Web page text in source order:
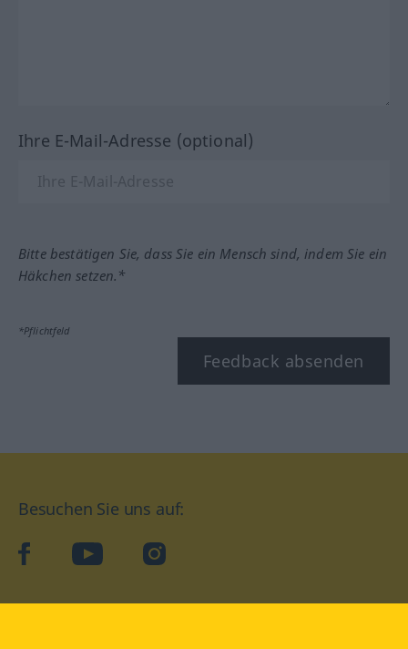
Ihre E-Mail-Adresse (optional)
Bitte bestätigen Sie, dass Sie ein Mensch sind, indem Sie ein
Häkchen setzen.*
*Pflichtfeld
Feedback absenden
Besuchen Sie uns auf:
facebookYouTube Instagram